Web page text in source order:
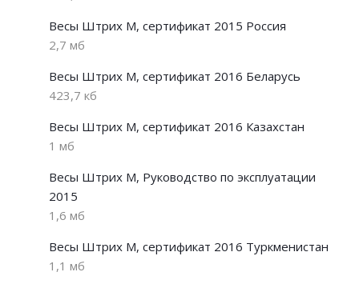
Весы Штрих М, сертификат 2015 Россия
2,7 мб
Весы Штрих М, сертификат 2016 Беларусь
423,7 кб
Весы Штрих М, сертификат 2016 Казахстан
1 мб
Весы Штрих М, Руководство по эксплуатации
2015
1,6 мб
Весы Штрих М, сертификат 2016 Туркменистан
1,1 мб